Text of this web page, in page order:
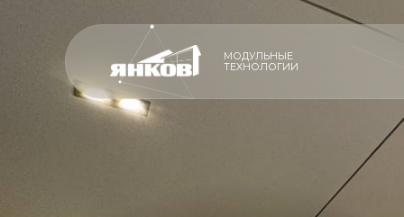
МОДУЛЬНЫЕ
ТЕХНОЛОГИИ